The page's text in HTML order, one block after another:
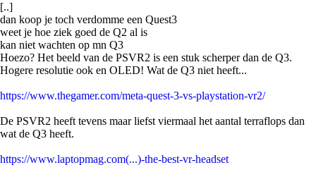
[..]
dan koop je toch verdomme een Quest3
weet je hoe ziek goed de Q2 al is
kan niet wachten op mn Q3
Hoezo? Het beeld van de PSVR2 is een stuk scherper dan de Q3.
Hogere resolutie ook en OLED! Wat de Q3 niet heeft...
https://www.thegamer.com/meta-quest-3-vs-playstation-vr2/
De PSVR2 heeft tevens maar liefst viermaal het aantal terraflops dan
wat de Q3 heeft.
https://www.laptopmag.com(...)-the-best-vr-headset